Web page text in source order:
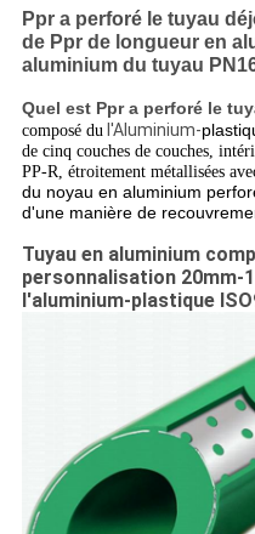
Ppr a perforé le tuyau
de Ppr de longueur en
aluminium du tuyau
Quel est Ppr a perforé le
composé du l'Aluminium-
de cinq couches de couches,
PP-R, étroitement métallisées
du noyau en aluminium
d'une manière de
Tuyau en aluminium
personnalisation 20mm-
l'aluminium-plastique